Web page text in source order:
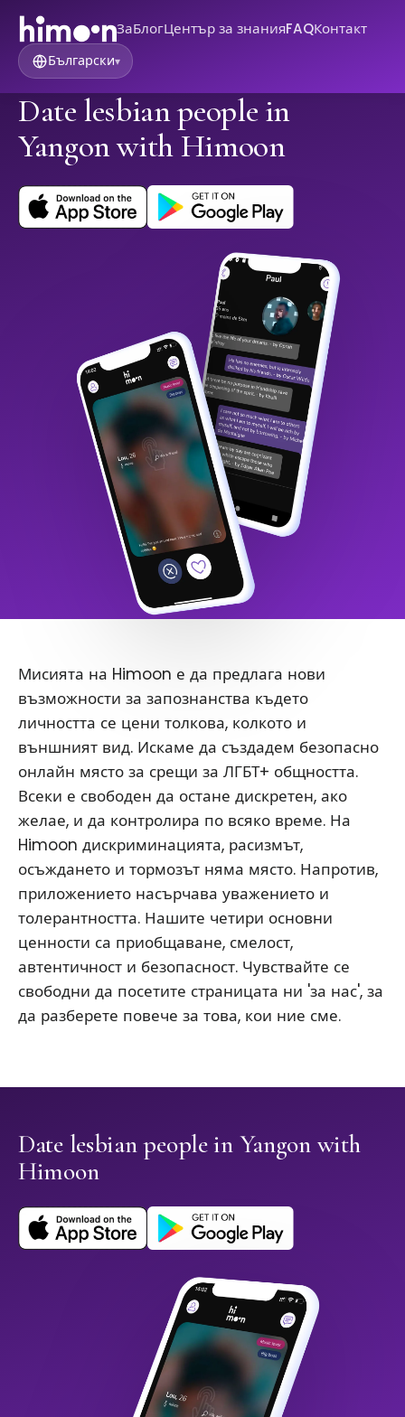
ЗаБлогЦентър за знанияFAQКонтакт
Български▾
Date lesbian people in
Yangon with Himoon
Мисията на Himoon е да предлага нови
възможности за запознанства където
личността се цени толкова, колкото и
външният вид. Искаме да създадем безопасно
онлайн място за срещи за ЛГБТ+ общността.
Всеки е свободен да остане дискретен, ако
желае, и да контролира по всяко време. На
Himoon дискриминацията, расизмът,
осъждането и тормозът няма място. Напротив,
приложението насърчава уважението и
толерантността. Нашите четири основни
ценности са приобщаване, смелост,
автентичност и безопасност. Чувствайте се
свободни да посетите страницата ни 'за нас', за
да разберете повече за това, кои ние сме.
Date lesbian people in Yangon with
Himoon